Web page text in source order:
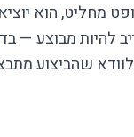
מחליט, הוא
להיות מבוצע —
שהביצוע